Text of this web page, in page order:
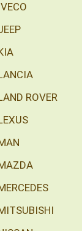
ROVER